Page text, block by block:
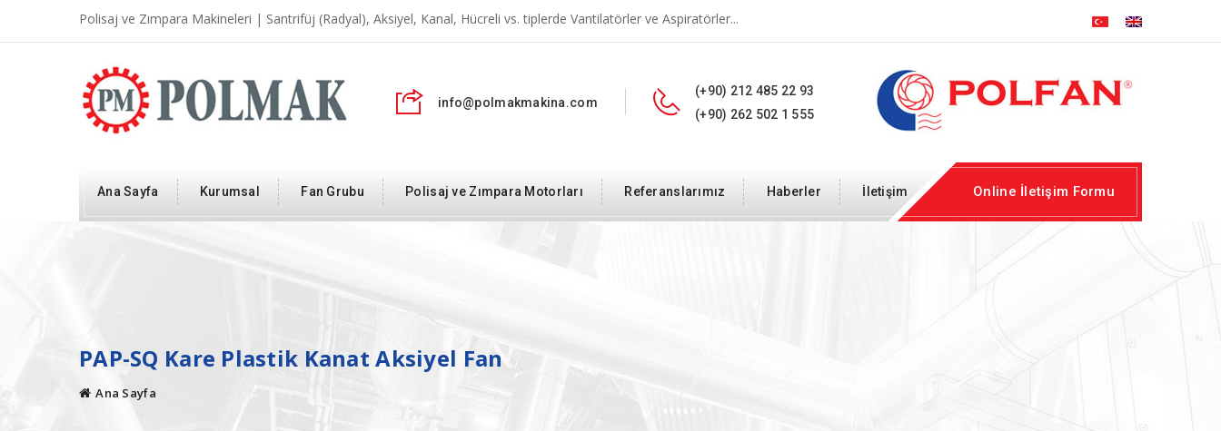
Polisaj ve Zımpara Makineleri | Santrifüj (Radyal), Aksiyel, Kanal, Hücreli vs. tiplerde Vantilatörler ve Aspiratörler...
info@polmakmakina.com
(+90) 212 485 22 93
(+90) 262 502 1 555
Ana Sayfa Kurumsal Fan Grubu Polisaj ve Zımpara Motorları Referanslarımız Haberler İletişim Online İletişim Formu
PAP-SQ Kare Plastik Kanat Aksiyel Fan
Ana Sayfa